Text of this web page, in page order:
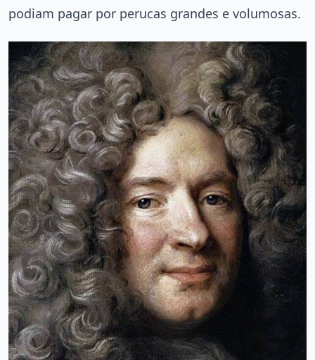
podiam pagar por perucas grandes e volumosas.